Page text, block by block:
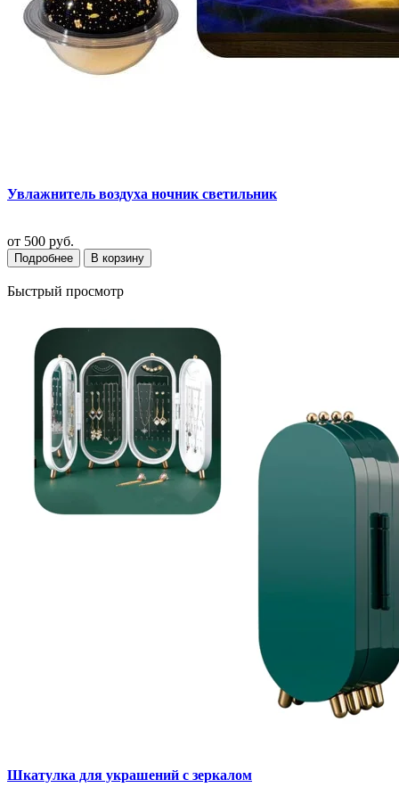
Увлажнитель воздуха ночник светильник
от 500 руб.
Подробнее В корзину
Быстрый просмотр
Шкатулка для украшений с зеркалом